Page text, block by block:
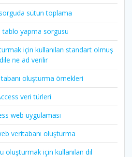
sütun toplama
tablo yapma sorgusu
için kullanılan standart olmuş
dile ne ad verilir
oluşturma örnekleri
veri türleri
web uygulaması
veritabanı oluşturma
oluşturmak için kullanılan dil